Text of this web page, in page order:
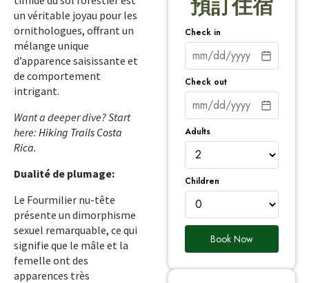
un véritable joyau pour les
ornithologues, offrant un
mélange unique
d’apparence saisissante et
de comportement
intrigant.
Want a deeper dive? Start
here: Hiking Trails Costa
Rica.
Dualité de plumage:
Le Fourmilier nu-tête
présente un dimorphisme
sexuel remarquable, ce qui
signifie que le mâle et la
femelle ont des
apparences très
預訂住宿
Check in
Check out
Adults
Children
Book Now